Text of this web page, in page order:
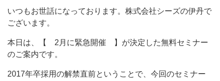
いつもお世話になっております。株式会社シーズの伊丹で
ございます。
本日は、【 2月に緊急開催 】が決定した無料セミナー
のご案内です。
2017年卒採用の解禁直前ということで、今回のセミナー